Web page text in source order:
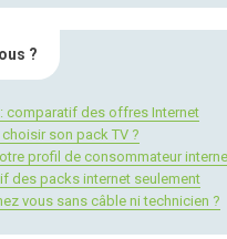
?
comparatif des offres Internet
son pack TV ?
profil de consommateur
des packs internet seulement
vous sans câble ni technicien ?